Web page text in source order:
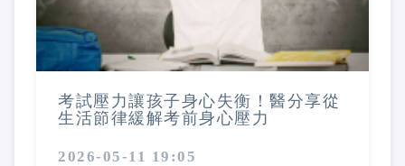
考試壓力讓孩子身心失衡！醫分享從
生活節律緩解考前身心壓力
2026-05-11 19:05